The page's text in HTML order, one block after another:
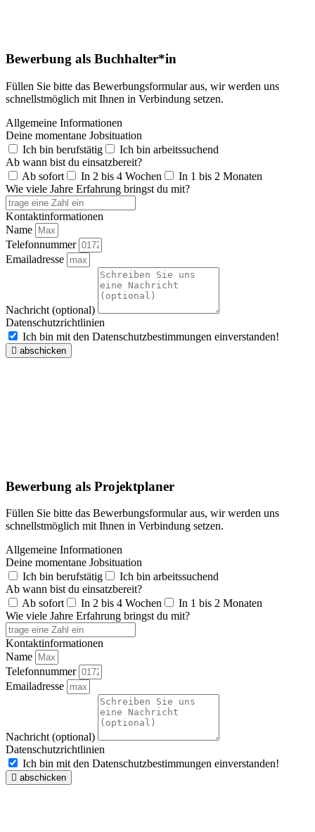
Bewerbung als Buchhalter*in
Füllen Sie bitte das Bewerbungsformular aus, wir werden uns
schnellstmöglich mit Ihnen in Verbindung setzen.
Allgemeine Informationen
Deine momentane Jobsituation
Ich bin berufstätig
Ich bin arbeitssuchend
Ab wann bist du einsatzbereit?
Ab sofort
In 2 bis 4 Wochen
In 1 bis 2 Monaten
Wie viele Jahre Erfahrung bringst du mit?
Kontaktinformationen
Name
Telefonnummer
Emailadresse
Nachricht (optional)
Datenschutzrichtlinien
Ich bin mit den Datenschutzbestimmungen einverstanden!
abschicken
Bewerbung als Projektplaner
Füllen Sie bitte das Bewerbungsformular aus, wir werden uns
schnellstmöglich mit Ihnen in Verbindung setzen.
Allgemeine Informationen
Deine momentane Jobsituation
Ich bin berufstätig
Ich bin arbeitssuchend
Ab wann bist du einsatzbereit?
Ab sofort
In 2 bis 4 Wochen
In 1 bis 2 Monaten
Wie viele Jahre Erfahrung bringst du mit?
Kontaktinformationen
Name
Telefonnummer
Emailadresse
Nachricht (optional)
Datenschutzrichtlinien
Ich bin mit den Datenschutzbestimmungen einverstanden!
abschicken